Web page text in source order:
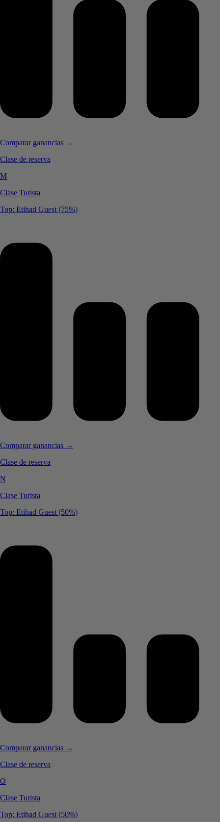
Comparar ganancias →
Clase de reserva
M
Clase Turista
Top: Etihad Guest (75%)
Comparar ganancias →
Clase de reserva
N
Clase Turista
Top: Etihad Guest (50%)
Comparar ganancias →
Clase de reserva
O
Clase Turista
Top: Etihad Guest (50%)